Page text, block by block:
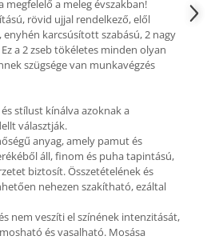
a meleg évszakban!
rövid ujjal rendelkező, elől
karcsúsított szabású, 2 nagy
a 2 zseb tökéletes minden olyan
szügsége van munkavégzés
stílust kínálva azoknak a
választják.
anyag, amely pamut és
áll, finom és puha tapintású,
biztosít. Összetételének és
nehezen szakítható, ezáltal
nem veszíti el színének intenzitását,
és vasalható. Mosása